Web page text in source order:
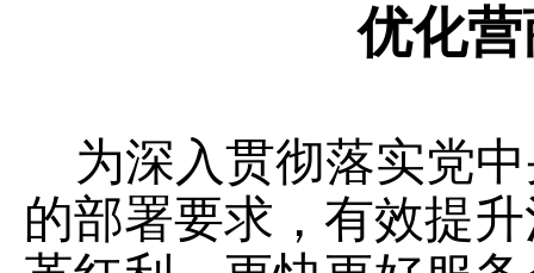
优化
为深入贯彻落实党
的部署要求，有效提